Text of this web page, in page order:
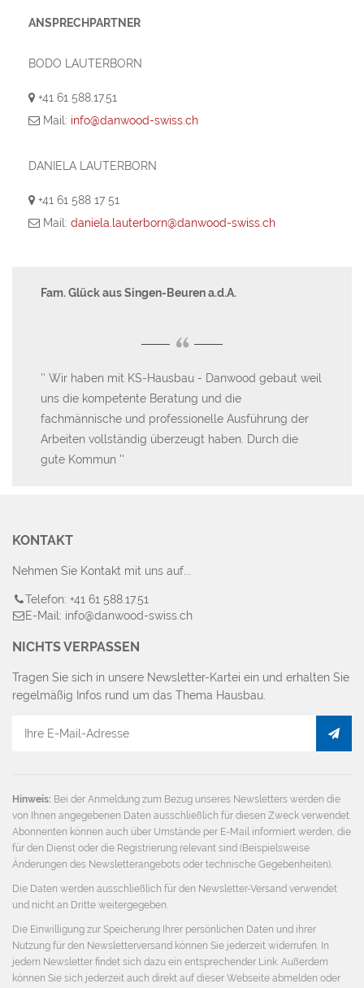
ANSPRECHPARTNER
BODO LAUTERBORN
+41 61 588.17.51
Mail: info@danwood-swiss.ch
DANIELA LAUTERBORN
+41 61 588 17 51
Mail: daniela.lauterborn@danwood-swiss.ch
Fam. Glück aus Singen-Beuren a.d.A.
“
Wir haben mit KS-Hausbau - Danwood gebaut weil
uns die kompetente Beratung und die
fachmännische und professionelle Ausführung der
Arbeiten vollständig überzeugt haben. Durch die
gute Kommun
KONTAKT
Nehmen Sie Kontakt mit uns auf...
Telefon: +41 61 588.17.51
E-Mail: info@danwood-swiss.ch
NICHTS VERPASSEN
Tragen Sie sich in unsere Newsletter-Kartei ein und erhalten Sie
regelmäßig Infos rund um das Thema Hausbau.
Hinweis: Bei der Anmeldung zum Bezug unseres Newsletters werden die
von Ihnen angegebenen Daten ausschließlich für diesen Zweck verwendet.
Abonnenten können auch über Umstände per E-Mail informiert werden, die
für den Dienst oder die Registrierung relevant sind (Beispielsweise
Änderungen des Newsletterangebots oder technische Gegebenheiten).
Die Daten werden ausschließlich für den Newsletter-Versand verwendet
und nicht an Dritte weitergegeben.
Die Einwilligung zur Speicherung Ihrer persönlichen Daten und ihrer
Nutzung für den Newsletterversand können Sie jederzeit widerrufen. In
jedem Newsletter findet sich dazu ein entsprechender Link. Außerdem
können Sie sich jederzeit auch direkt auf dieser Webseite abmelden oder